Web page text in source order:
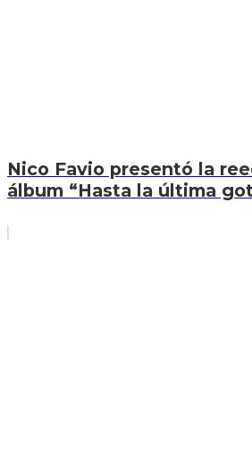
Nico Favio presentó la
álbum “Hasta la última